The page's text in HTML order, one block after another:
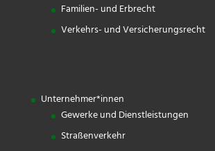
Familien- und Erbrecht
Verkehrs- und Versicherungsrecht
Unternehmer*innen
Gewerke und Dienstleistungen
Straßenverkehr